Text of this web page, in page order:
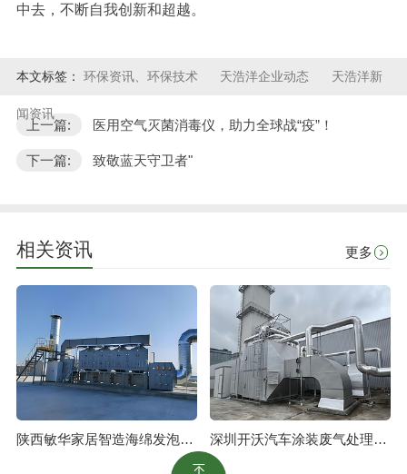
中去，不断自我创新和超越。
本文标签： 环保资讯、环保技术 天浩洋企业动态 天浩洋新
闻资讯
上一篇: 医用空气灭菌消毒仪，助力全球战“疫”！
下一篇: 致敬蓝天守卫者"
相关资讯 更多
陕西敏华家居智造海绵发泡废气治理工程 深圳开沃汽车涂装废气处理工程